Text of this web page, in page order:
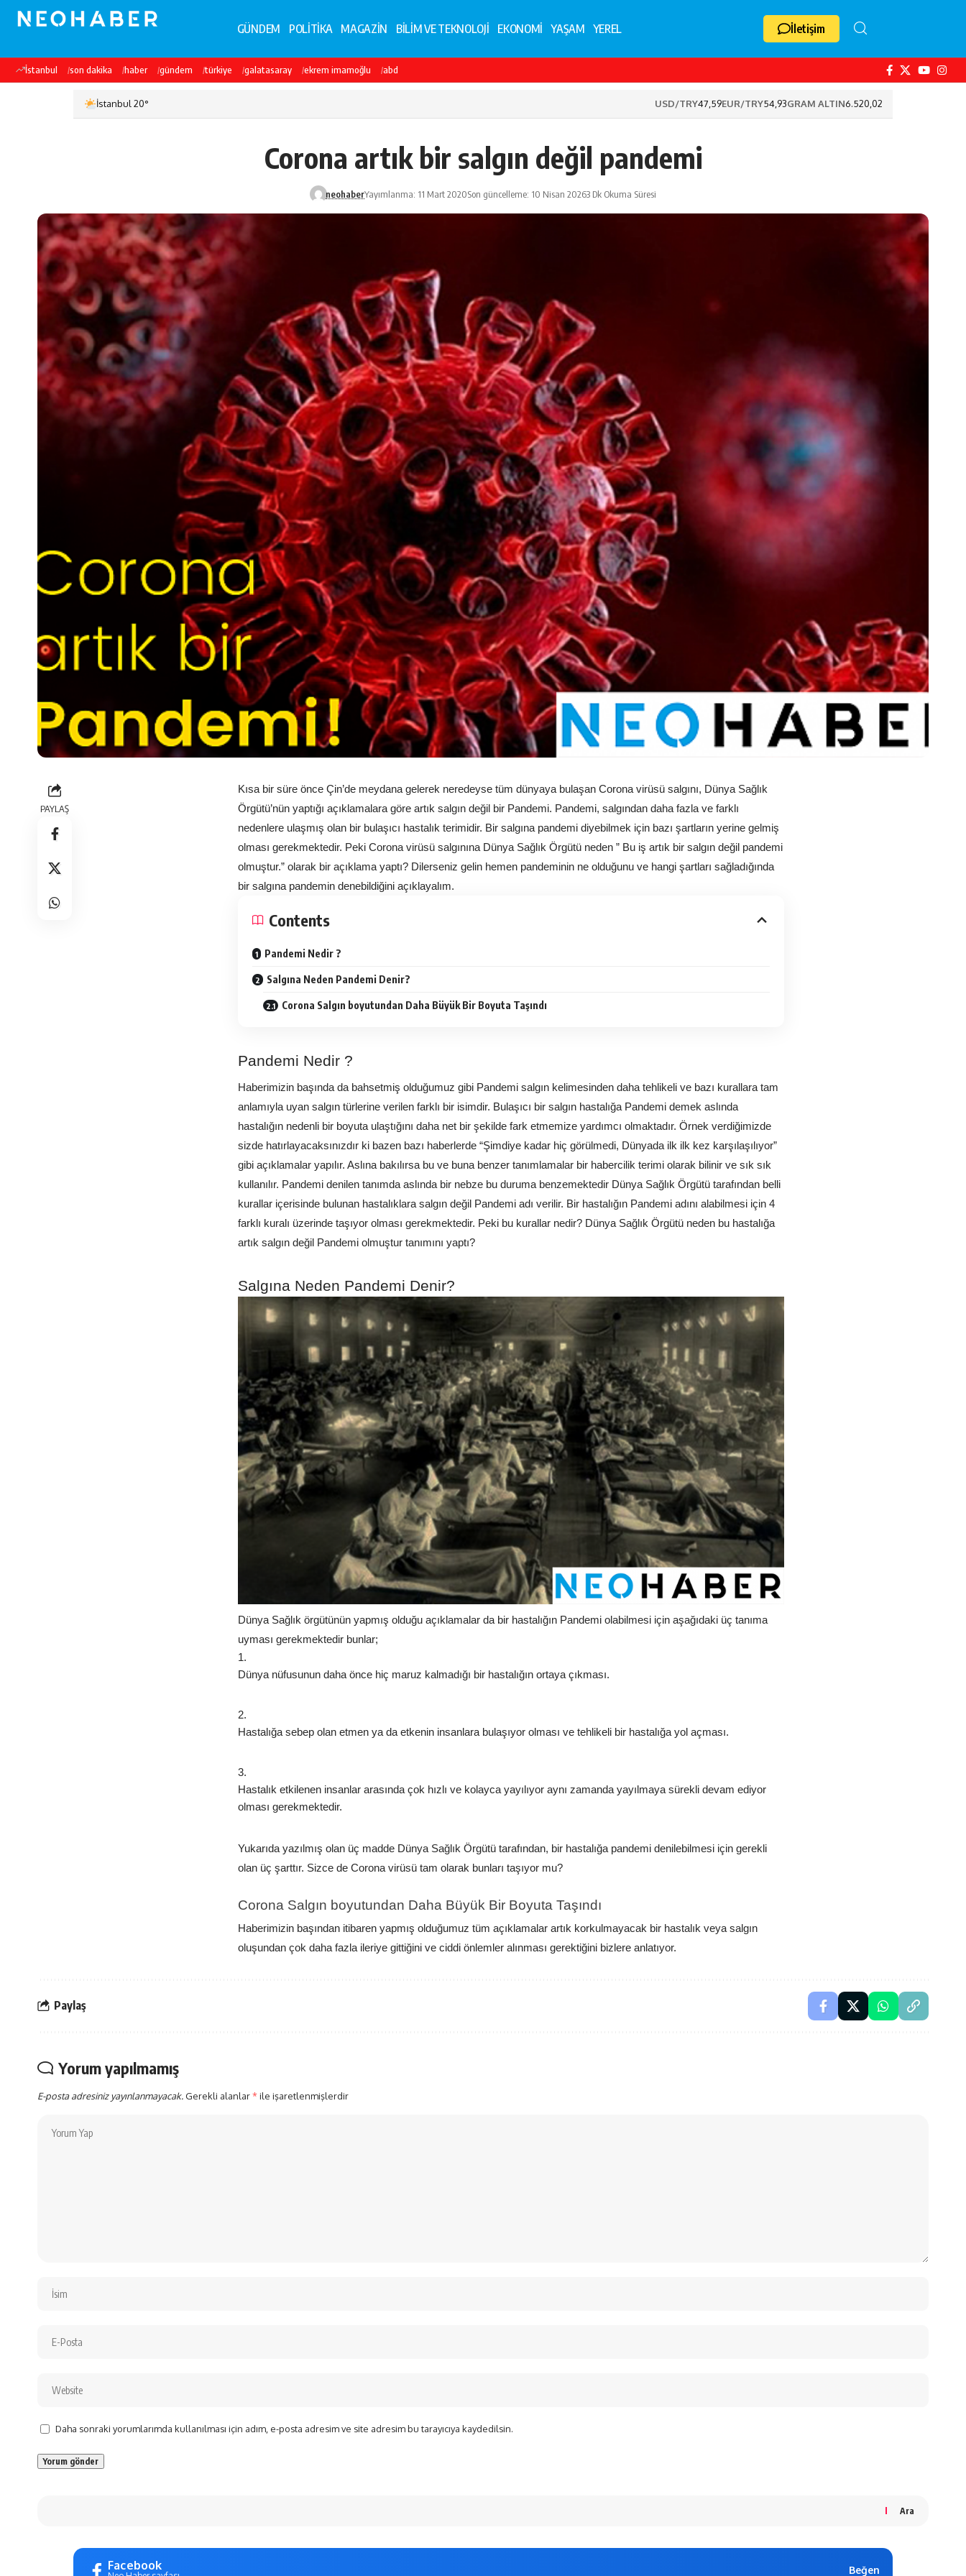
GÜNDEM POLİTİKA MAGAZİN BİLİM VE TEKNOLOJİ EKONOMİ YAŞAM YEREL İletişim
İstanbul son dakika haber gündem türkiye galatasaray ekrem imamoğlu abd
İstanbul 20° USD/TRY47,59EUR/TRY54,93GRAM ALTIN6.520,02
Corona artık bir salgın değil pandemi
neohaberYayımlanma: 11 Mart 2020Son güncelleme: 10 Nisan 20263 Dk Okuma Süresi
PAYLAŞ
Kısa bir süre önce Çin’de meydana gelerek neredeyse tüm dünyaya bulaşan Corona virüsü salgını, Dünya Sağlık
Örgütü’nün yaptığı açıklamalara göre artık salgın değil bir Pandemi. Pandemi, salgından daha fazla ve farklı
nedenlere ulaşmış olan bir bulaşıcı hastalık terimidir. Bir salgına pandemi diyebilmek için bazı şartların yerine gelmiş
olması gerekmektedir. Peki Corona virüsü salgınına Dünya Sağlık Örgütü neden ” Bu iş artık bir salgın değil pandemi
olmuştur.” olarak bir açıklama yaptı? Dilerseniz gelin hemen pandeminin ne olduğunu ve hangi şartları sağladığında
bir salgına pandemin denebildiğini açıklayalım.
Contents
Pandemi Nedir ?
Salgına Neden Pandemi Denir?
Corona Salgın boyutundan Daha Büyük Bir Boyuta Taşındı
Pandemi Nedir ?
Haberimizin başında da bahsetmiş olduğumuz gibi Pandemi salgın kelimesinden daha tehlikeli ve bazı kurallara tam
anlamıyla uyan salgın türlerine verilen farklı bir isimdir. Bulaşıcı bir salgın hastalığa Pandemi demek aslında
hastalığın nedenli bir boyuta ulaştığını daha net bir şekilde fark etmemize yardımcı olmaktadır. Örnek verdiğimizde
sizde hatırlayacaksınızdır ki bazen bazı haberlerde “Şimdiye kadar hiç görülmedi, Dünyada ilk ilk kez karşılaşılıyor”
gibi açıklamalar yapılır. Aslına bakılırsa bu ve buna benzer tanımlamalar bir habercilik terimi olarak bilinir ve sık sık
kullanılır. Pandemi denilen tanımda aslında bir nebze bu duruma benzemektedir Dünya Sağlık Örgütü tarafından belli
kurallar içerisinde bulunan hastalıklara salgın değil Pandemi adı verilir. Bir hastalığın Pandemi adını alabilmesi için 4
farklı kuralı üzerinde taşıyor olması gerekmektedir. Peki bu kurallar nedir? Dünya Sağlık Örgütü neden bu hastalığa
artık salgın değil Pandemi olmuştur tanımını yaptı?
Salgına Neden Pandemi Denir?
Dünya Sağlık örgütünün yapmış olduğu açıklamalar da bir hastalığın Pandemi olabilmesi için aşağıdaki üç tanıma
uyması gerekmektedir bunlar;
Dünya nüfusunun daha önce hiç maruz kalmadığı bir hastalığın ortaya çıkması.
Hastalığa sebep olan etmen ya da etkenin insanlara bulaşıyor olması ve tehlikeli bir hastalığa yol açması.
Hastalık etkilenen insanlar arasında çok hızlı ve kolayca yayılıyor aynı zamanda yayılmaya sürekli devam ediyor
olması gerekmektedir.
Yukarıda yazılmış olan üç madde Dünya Sağlık Örgütü tarafından, bir hastalığa pandemi denilebilmesi için gerekli
olan üç şarttır. Sizce de Corona virüsü tam olarak bunları taşıyor mu?
Corona Salgın boyutundan Daha Büyük Bir Boyuta Taşındı
Haberimizin başından itibaren yapmış olduğumuz tüm açıklamalar artık korkulmayacak bir hastalık veya salgın
oluşundan çok daha fazla ileriye gittiğini ve ciddi önlemler alınması gerektiğini bizlere anlatıyor.
Paylaş
Yorum yapılmamış
E-posta adresiniz yayınlanmayacak. Gerekli alanlar*ile işaretlenmişlerdir
Daha sonraki yorumlarımda kullanılması için adım, e-posta adresim ve site adresim bu tarayıcıya kaydedilsin.
Ara
Facebook Beğen